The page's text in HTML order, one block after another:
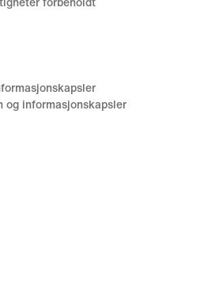
forbeholdt
og informasjonskapsler